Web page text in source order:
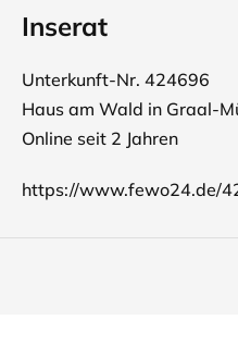
Inserat
Unterkunft-Nr. 424696
Haus am Wald in Graal-
Online seit 2 Jahren
https://www.fewo24.de/